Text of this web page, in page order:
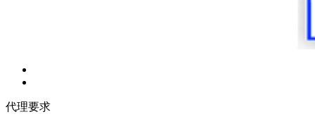
代理要求